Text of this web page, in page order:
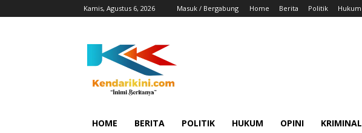
Kamis, Agustus 6, 2026 Masuk / Bergabung Home Berita Politik Hukum
HOME BERITA POLITIK HUKUM OPINI KRIMINAL